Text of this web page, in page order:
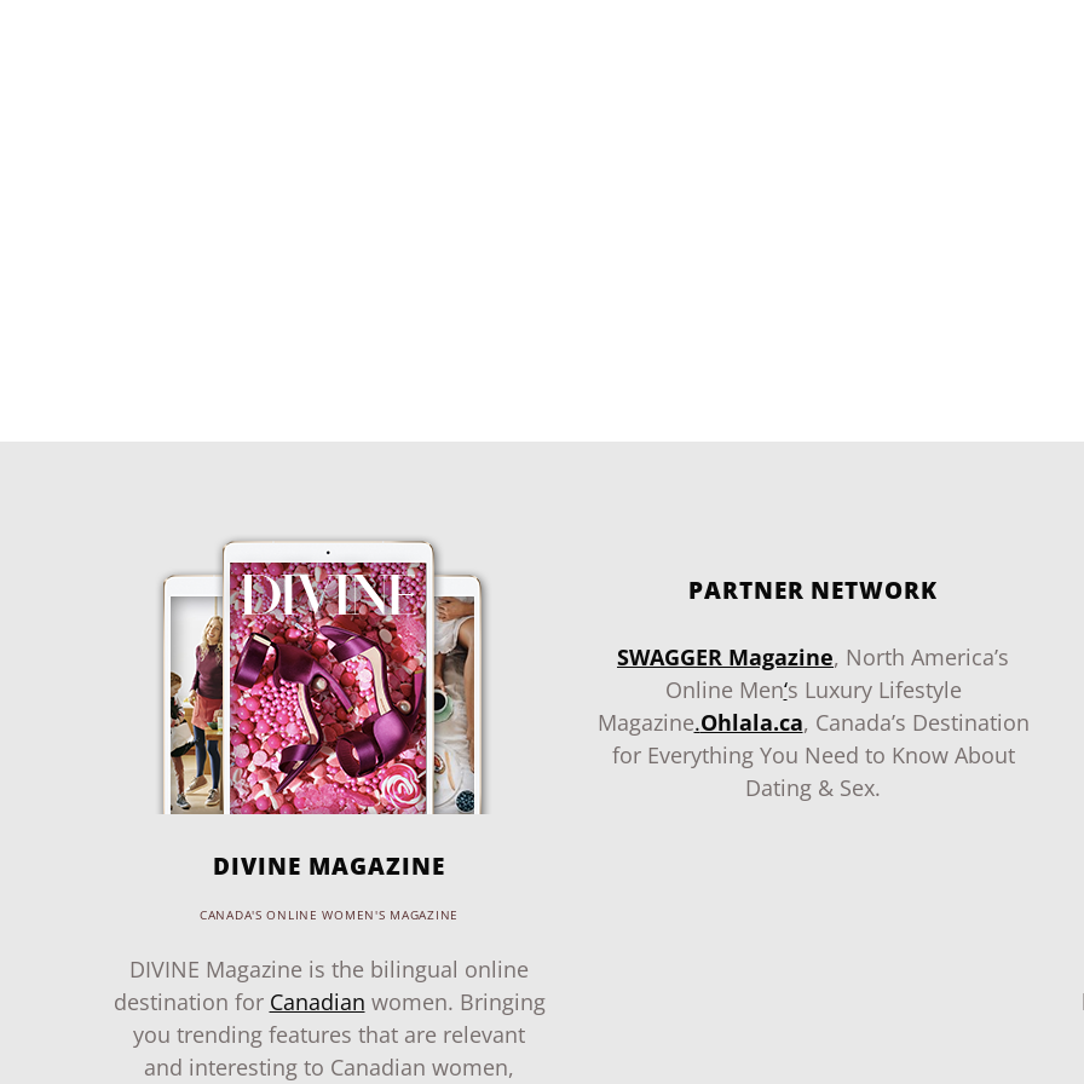
DIVINE MAGAZINE
CANADA'S ONLINE WOMEN'S MAGAZINE
DIVINE Magazine is the bilingual online
destination for Canadian women. Bringing
you trending features that are relevant
and interesting to Canadian women,
PARTNER NETWORK
SWAGGER Magazine, North America’s
Online Men‘s Luxury Lifestyle
Magazine.Ohlala.ca, Canada’s Destination
for Everything You Need to Know About
Dating & Sex.